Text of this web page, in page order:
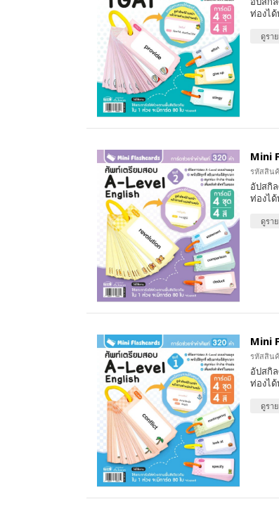
ท่องได้
ดูรา
Mini
รหัสสิน
อัปสกิ
ท่องได้
ดูรา
Mini
รหัสสิน
อัปสกิ
ท่องได้
ดูรา